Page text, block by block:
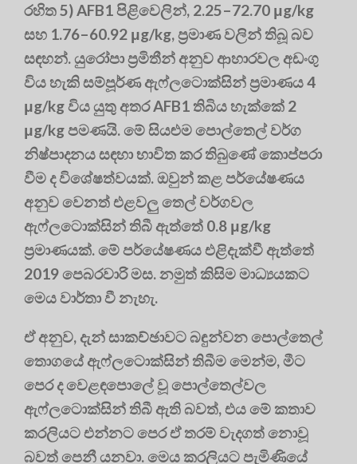
රහිත 5) AFB1 පිළිවෙලින්, 2.25–72.70 μg/kg
සහ 1.76–60.92 μg/kg, ප්‍රමාණ වලින් තිබූ බව
සඳහන්. යුරෝපා ප්‍රමිතීන් අනුව ආහාරවල අඩංගු
විය හැකි සම්පූර්ණ ඇෆ්ලටොක්සින් ප්‍රමාණය 4
μg/kg විය යුතු අතර AFB1 තිබිය හැක්කේ 2
μg/kg පමණයි. මේ සියළුම පොල්තෙල් වර්ග
නිෂ්පාදනය සඳහා භාවිත කර තිබුණේ කොප්පරා
වීම ද විශේෂත්වයක්. ඔවුන් කළ පර්යේෂණය
අනුව වෙනත් එළවලු තෙල් වර්ගවල
ඇෆ්ලටොක්සින් තිබී ඇත්තේ 0.8 μg/kg
ප්‍රමාණයක්. මේ පර්යේෂණය එළිදැක්වී ඇත්තේ
2019 පෙබරවාරි මස. නමුත් කිසිම මාධ්‍යයකට
මෙය වාර්තා වී නැහැ.
ඒ අනුව, දැන් සාකච්ඡාවට බඳුන්වන පොල්තෙල්
තොගයේ ඇෆ්ලටොක්සින් තිබීම මෙන්ම, මීට
පෙර ද වෙළඳපොලේ වූ පොල්තෙල්වල
ඇෆ්ලටොක්සින් තිබී ඇති බවත්, එය මේ කතාව
කරලියට එන්නට පෙර ඒ තරම් වැදගත් නොවූ
බවත් පෙනී යනවා. මෙය කරලියට පැමිණියේ